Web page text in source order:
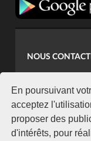
En poursuivant
acceptez
proposer des
d'intérêts, pour
NOUS
+225 07 08